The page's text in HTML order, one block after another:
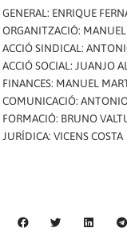
GENERAL: ENRIQUE
ORGANITZACIÓ:
ACCIÓ SINDICAL:
ACCIÓ SOCIAL: JUANJO
FINANCES: MANUEL
COMUNICACIÓ:
FORMACIÓ: BRUNO
JURÍDICA: VICENS COSTA